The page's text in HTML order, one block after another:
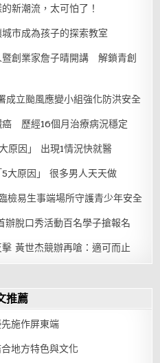
新潮流，太可怕了！
市成為孩子的探索教室
創業家詹子晴開講 解鎖青創
立颱風應變小組強化防洪安全
歷經16個月治療病況穩定
原因」 出現1情況快就醫
大原因」 很多男人天天做
檢易生事端場所守護青少年安全
脫口秀活動百名學子搶報名
黃世杰競辦再嗆：適可而止
推薦
施作屏東端
地方特色與文化